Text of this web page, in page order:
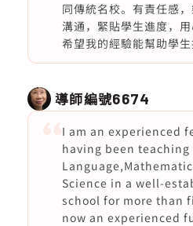
同傳統名校。有責任感
溝通，緊貼學生進度，用
希望我的經驗能幫助學生
導師編號6674
I am an experienced
having been teaching
Science in a well-
school for more than
now an experienced